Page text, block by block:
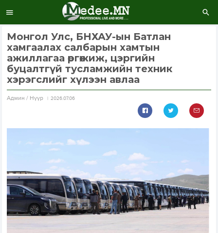
Монгол Улс, БНХАУ-ын Батлан
хамгаалах салбарын хамтын
ажиллагаа өргөжиж, цэргийн
буцалтгүй тусламжийн техник
хэрэгслийг хүлээн авлаа
Aдмин / Нүүр 2026.07.06